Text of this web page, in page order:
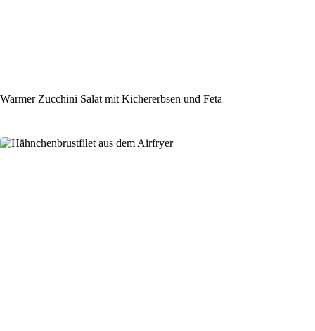
Warmer Zucchini Salat mit Kichererbsen und Feta